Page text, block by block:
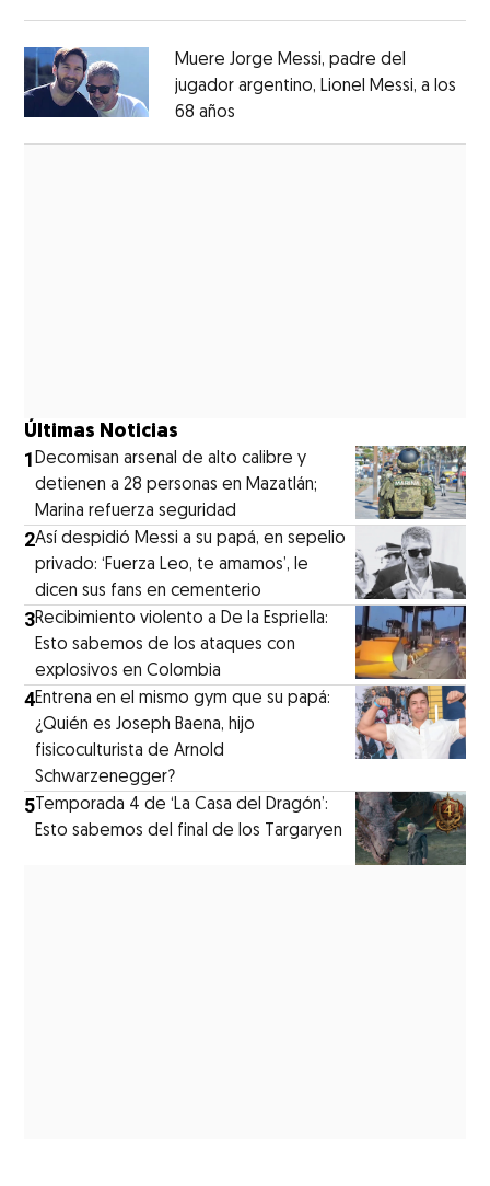
Muere Jorge Messi, padre del
jugador argentino, Lionel Messi, a los
68 años
Últimas Noticias
1Decomisan arsenal de alto calibre y
detienen a 28 personas en Mazatlán;
Marina refuerza seguridad
2Así despidió Messi a su papá, en sepelio
privado: ‘Fuerza Leo, te amamos’, le
dicen sus fans en cementerio
3Recibimiento violento a De la Espriella:
Esto sabemos de los ataques con
explosivos en Colombia
4Entrena en el mismo gym que su papá:
¿Quién es Joseph Baena, hijo
fisicoculturista de Arnold
Schwarzenegger?
5Temporada 4 de ‘La Casa del Dragón’:
Esto sabemos del final de los Targaryen